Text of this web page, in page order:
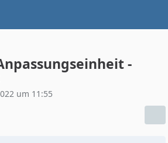
-
um 11:55